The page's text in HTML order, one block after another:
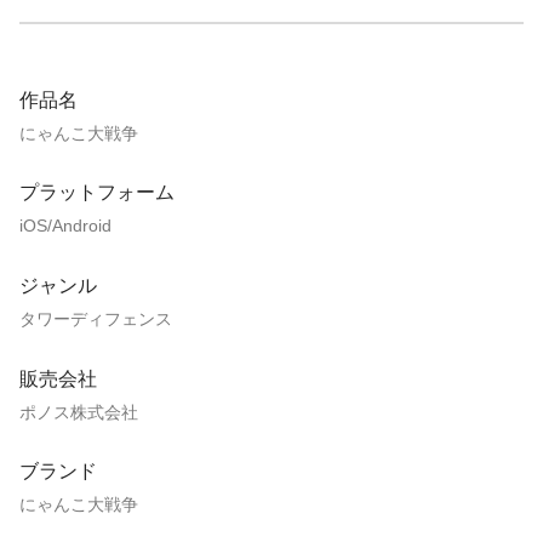
作品名
にゃんこ大戦争
プラットフォーム
iOS/Android
ジャンル
タワーディフェンス
販売会社
ポノス株式会社
ブランド
にゃんこ大戦争